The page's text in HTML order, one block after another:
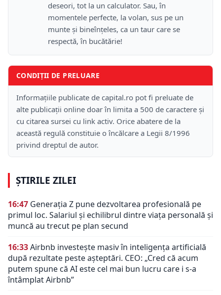
deseori, tot la un calculator. Sau, în
momentele perfecte, la volan, sus pe un
munte şi bineînţeles, ca un taur care se
respectă, în bucătărie!
CONDIȚII DE PRELUARE
Informațiile publicate de capital.ro pot fi preluate de
alte publicații online doar în limita a 500 de caractere și
cu citarea sursei cu link activ. Orice abatere de la
această regulă constituie o încălcare a Legii 8/1996
privind dreptul de autor.
ȘTIRILE ZILEI
16:47 Generația Z pune dezvoltarea profesională pe
primul loc. Salariul și echilibrul dintre viața personală și
muncă au trecut pe plan secund
16:33Airbnb investește masiv în inteligența artificială
după rezultate peste așteptări. CEO: „Cred că acum
putem spune că AI este cel mai bun lucru care i s-a
întâmplat Airbnb”